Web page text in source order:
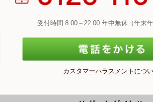
受付時間 8:00～22:00 年中無休（年末年
カスタマーハラスメントにつ